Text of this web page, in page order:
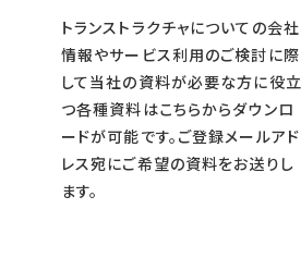
トランストラクチャについての会社
情報やサービス利用のご検討に際
して当社の資料が必要な方に役立
つ各種資料はこちらからダウンロ
ードが可能です。ご登録メールアド
レス宛にご希望の資料をお送りし
ます。